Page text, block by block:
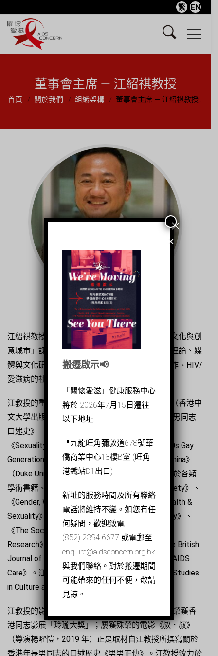
繁 EN
董事會主席 — 江紹祺教授
首頁 關於我們 組織架構 董事會主席 — 江紹祺教授...
江紹祺教授為香港大學社會學系教授及「媒體、文化與創
意城市」課程總監。教學涵蓋性／別研究、酷兒理論、媒
體與文化研究，尤其專研華人同性戀、中港性工作、HIV/
愛滋病的社會影響、以及跨地域華人的性。
江教授的重要著作有《華人男同志跨地域研究》（香港中
文大學出版社，2018）、《男男正傳：香港年長男同志
口述史》（進一步多媒體有限公司，2014）以及
《Sexuality and the Rise of China: the Post-1990s Gay
Generation in Hong Kong, Taiwan, and Mainland China》
（Duke University Press, 2023）。他的文章刊載於各類
學術書籍、百科全書及期刊，包括《Body & Society》、
《Gender, Work & Organization》、《Culture, Health &
Sexuality》、《The British Journal of Criminology》、
《The Sociological Review》、《Qualitative
Research》、《Men and Masculinities》、《The British
Journal of Sociology》、《The Lancet》以及《AIDS
Care》。江教授也是國際學術期刊《Sexualities: Studies
in Culture and Society》的共同主編。
江教授的影響力擴及影視文化產業，其於2014年榮獲香
港同志影展「玲瓏大獎」；屢獲殊榮的電影《叔．叔》
（導演楊曜愷，2019 年）正是取材自江教授所撰寫關於
香港年長男同志的口述歷史《男男正傳》。江教授致力於
搬遷啟示📢
「關懷愛滋」健康服務中心
將於 2026年7月15日遷往
以下地址:
📍九龍旺角彌敦道678號華
僑商業中心18樓B室 (旺角
港鐵站D1出口)
新址的服務時間及所有聯絡
電話將維持不變。如您有任
何疑問，歡迎致電
(852) 2394 6677 或電郵至
enquire@aidsconcern.org.hk
與我們聯絡。對於搬遷期間
可能帶來的任何不便，敬請
見諒。
×